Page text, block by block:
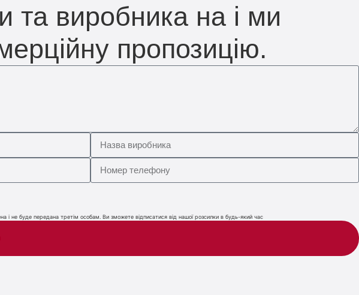
та виробника на і ми
пропозицію.
не буде передана третім особам. Ви зможете відписатися від нашої розсилки в будь-який час